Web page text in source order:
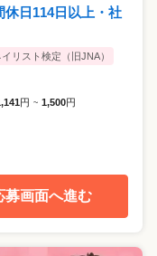
休日114日以上・社
リスト検定（旧JNA）
円 ~ 1,500円
募画面へ進む